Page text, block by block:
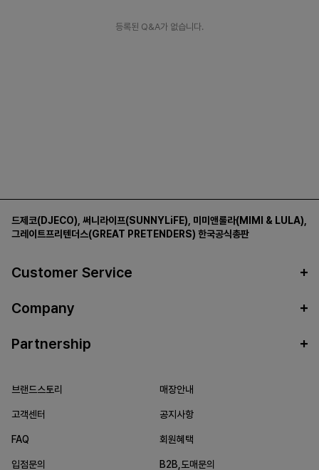
등록된 Q&A가 없습니다.
드제코(DJECO) 써니라이프(SUNNYLiFE) 미미앤룰라(MIMI & LULA)
그레이트프리텐더스(GREAT PRETENDERS) 한국공식총판
Customer Service
Company
Partnership
브랜드스토리 매장안내
고객센터 공지사항
FAQ 회원혜택
입점문의 B2B,도매문의